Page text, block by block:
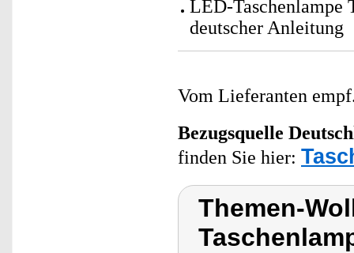
LED-Taschenlampe
deutscher Anleitung
Vom Lieferanten
Bezugsquelle
finden Sie hier:
Themen-